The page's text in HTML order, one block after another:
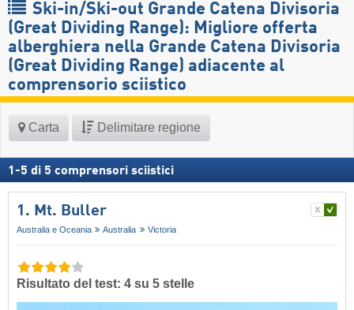
Ski-in/Ski-out Grande Catena Divisoria
(Great Dividing Range): Migliore offerta
alberghiera nella Grande Catena Divisoria
(Great Dividing Range) adiacente al
comprensorio sciistico
Carta Delimitare regione
1 -5 di 5 comprensori sciistici
1. Mt. Buller
Australia e Oceania Australia Victoria
Risultato del test: 4 su 5 stelle